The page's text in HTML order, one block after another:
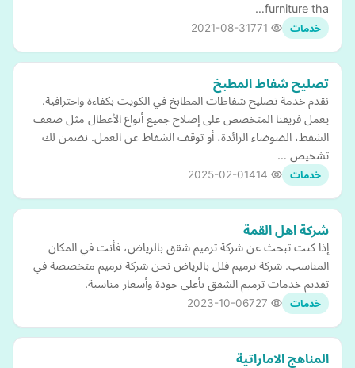
furniture tha…
خدمات 2021-08-31
تصليح شفاط المطبخ
نقدم خدمة تصليح شفاطات المطابخ في الكويت بكفاءة واحترافية.
يعمل فريقنا المتخصص على إصلاح جميع أنواع الأعطال مثل ضعف
الشفط، الضوضاء الزائدة، أو توقف الشفاط عن العمل. نضمن لك
تشخيص …
خدمات 2025-02-01
شركة اهل القمة
إذا كنت تبحث عن شركة ترميم شقق بالرياض، فأنت في المكان
المناسب. شركة ترميم فلل بالرياض نحن شركة ترميم متخصصة في
تقديم خدمات ترميم الشقق بأعلى جودة وأسعار مناسبة.
خدمات 2023-10-06
المناهج الاماراتية